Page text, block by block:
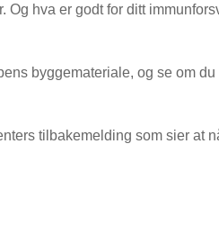
Og hva er godt for ditt
byggemateriale, og se om
tilbakemelding som sier at